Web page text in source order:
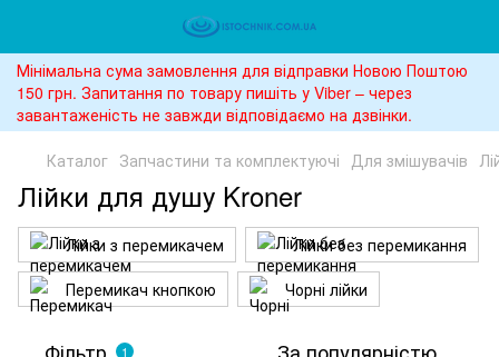
Мінімальна сума замовлення для відправки Новою Поштою
150 грн. Запитання по товару пишіть у Viber – через
завантаженість не завжди відповідаємо на дзвінки.
Каталог Запчастини та комплектуючі Для змішувачів
Лійки для душу Kroner
Лійки з перемикачем
Лійки без перемикання
Перемикач кнопкою
Чорні лійки
1